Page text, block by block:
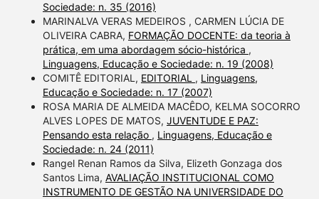
Sociedade: n. 35 (2016)
MARINALVA VERAS MEDEIROS , CARMEN LÚCIA DE
OLIVEIRA CABRA, FORMAÇÃO DOCENTE: da teoria à
prática, em uma abordagem sócio-histórica ,
Linguagens, Educação e Sociedade: n. 19 (2008)
COMITÊ EDITORIAL, EDITORIAL , Linguagens,
Educação e Sociedade: n. 17 (2007)
ROSA MARIA DE ALMEIDA MACÊDO, KELMA SOCORRO
ALVES LOPES DE MATOS, JUVENTUDE E PAZ:
Pensando esta relação , Linguagens, Educação e
Sociedade: n. 24 (2011)
Rangel Renan Ramos da Silva, Elizeth Gonzaga dos
Santos Lima, AVALIAÇÃO INSTITUCIONAL COMO
INSTRUMENTO DE GESTÃO NA UNIVERSIDADE DO